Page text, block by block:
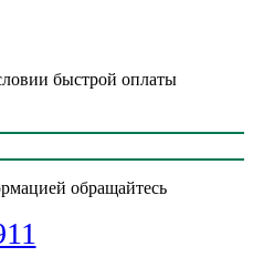
быстрой оплаты
обращайтесь